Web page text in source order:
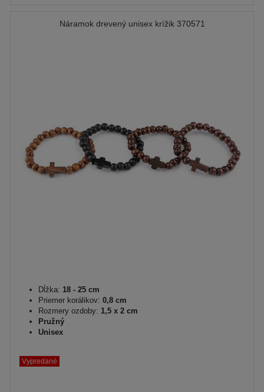
Náramok drevený unisex krížik 370571
Dĺžka: 18 - 25 cm
Priemer korálikov: 0,8 cm
Rozmery ozdoby: 1,5 x 2 cm
Pružný
Unisex
Vypredané